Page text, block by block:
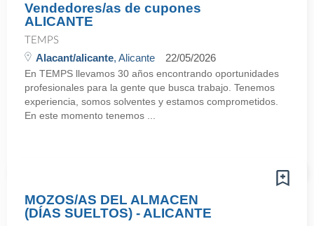
Vendedores/as de cupones
ALICANTE
TEMPS
Alacant/alicante, Alicante 22/05/2026
En TEMPS llevamos 30 años encontrando oportunidades
profesionales para la gente que busca trabajo. Tenemos
experiencia, somos solventes y estamos comprometidos.
En este momento tenemos ...
MOZOS/AS DEL ALMACEN
(DÍAS SUELTOS) - ALICANTE